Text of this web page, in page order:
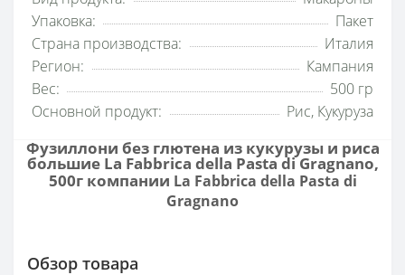
Упаковка:
Пакет
Страна производства:
Италия
Регион:
Кампания
Вес:
500 гр
Основной продукт:
Рис, Кукуруза
Фузиллони без глютена из кукурузы и риса
большие La Fabbrica della Pasta di Gragnano,
500г компании La Fabbrica della Pasta di
Gragnano
Обзор товара